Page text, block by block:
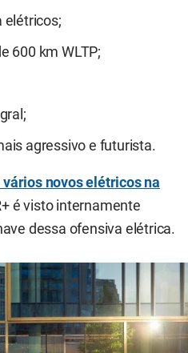
elétricos;
600 km WLTP;
agressivo e futurista.
novos elétricos na
é visto internamente
dessa ofensiva elétrica.